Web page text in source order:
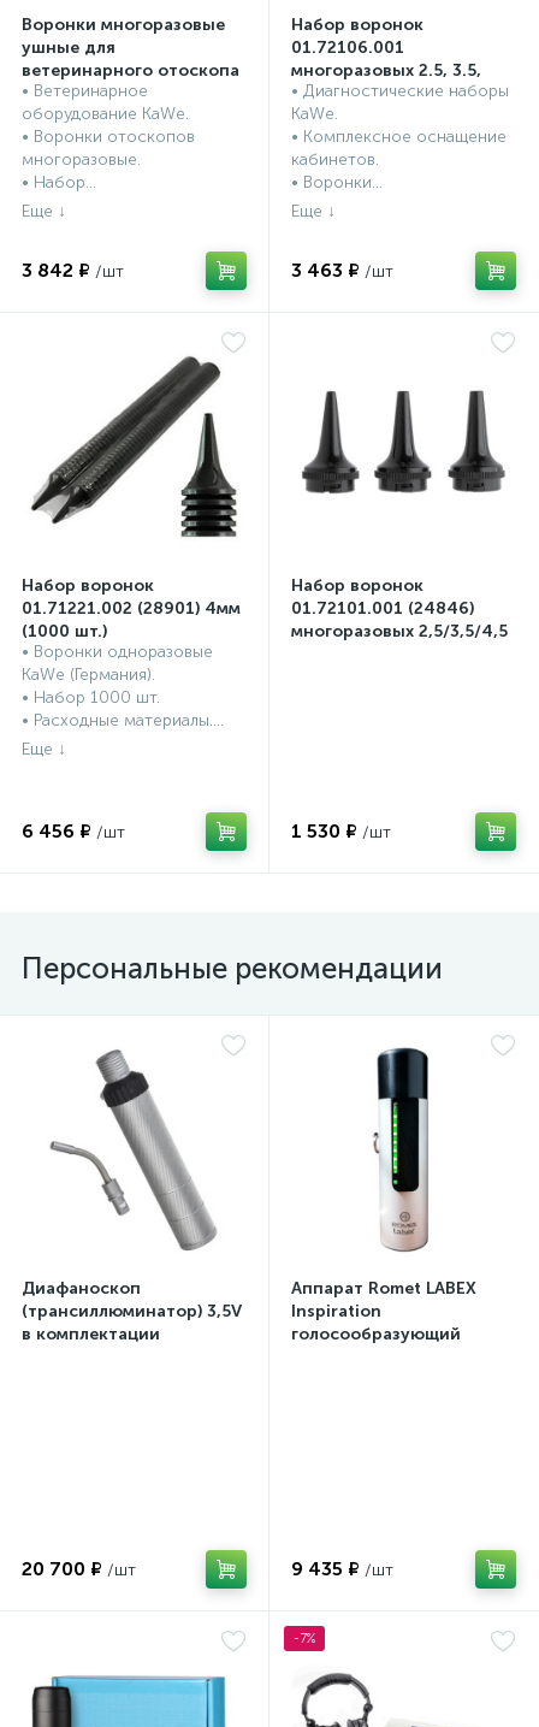
Воронки многоразовые
ушные для
ветеринарного отоскопа
- набор, Ø 4.0, 5.0, 7.0 мм,
3 шт. в пластике
Воронки ушные к
отоскопам, KaWe,
Германия
• Ветеринарное
оборудование KaWe.
• Воронки отоскопов
многоразовые.
• Набор...
3 842 ₽
Набор воронок
01.72106.001
многоразовых 2.5, 3.5,
4.5, 5.5, 9.0 мм (5 шт. в
пластике)
Воронки ушные к
отоскопам, KaWe,
Германия
• Диагностические наборы
KaWe.
• Комплексное оснащение
кабинетов.
• Воронки...
3 463 ₽
Набор воронок
01.71221.002 (28901) 4мм
(1000 шт.)
Воронки ушные к
отоскопам, KaWe,
Германия
• Воронки одноразовые
KaWe (Германия).
• Набор 1000 шт.
• Расходные материалы....
6 456 ₽
Набор воронок
01.72101.001 (24846)
многоразовых 2,5/3,5/4,5
1 530 ₽
Персональные рекомендации
Диафаноскоп
(трансиллюминатор) 3,5V
в комплектации
20 700 ₽
Аппарат Romet LABEX
Inspiration
голосообразующий
9 435 ₽
-7%